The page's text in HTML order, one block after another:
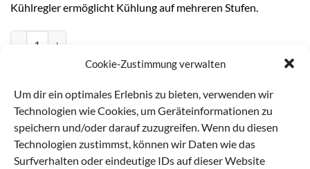
Cookie-Zustimmung verwalten
Um dir ein optimales Erlebnis zu bieten, verwenden wir
Technologien wie Cookies, um Geräteinformationen zu
speichern und/oder darauf zuzugreifen. Wenn du diesen
Technologien zustimmst, können wir Daten wie das
Surfverhalten oder eindeutige IDs auf dieser Website
Kühlregler ermöglicht Kühlung auf mehreren Stufen.
IN DEN WARENKORB
Artikelnummer:600111
Kategorie: B2B Zubehör